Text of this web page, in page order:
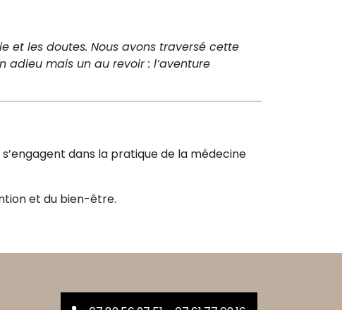
et les doutes. Nous avons traversé cette
adieu mais un au revoir : l’aventure
dans la pratique de la médecine
et du bien-être.